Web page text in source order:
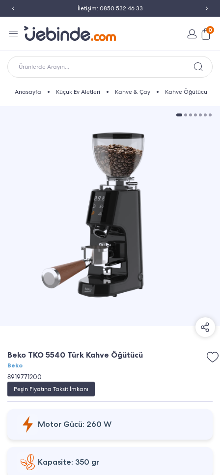
İletişim: 0850 532 46 33
0
Ürünlerde Arayın...
Anasayfa Küçük Ev Aletleri Kahve & Çay Kahve Öğütücü
Beko TKO 5540 Türk Kahve Öğütücü
Beko
8919771200
Peşin Fiyatına Taksit İmkanı
Motor Gücü: 260 W
Kapasite: 350 gr